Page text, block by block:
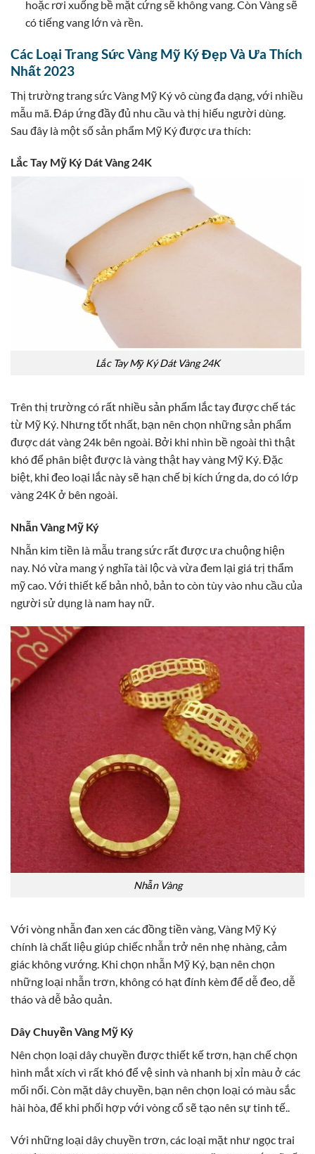
hoặc rơi xuống bề mặt cứng sẽ không vang. Còn Vàng sẽ
có tiếng vang lớn và rền.
Các Loại Trang Sức Vàng Mỹ Ký Đẹp Và Ưa Thích
Nhất 2023
Thị trường trang sức Vàng Mỹ Ký vô cùng đa dạng, với nhiều
mẫu mã. Đáp ứng đầy đủ nhu cầu và thị hiếu người dùng.
Sau đây là một số sản phẩm Mỹ Ký được ưa thích:
Lắc Tay Mỹ Ký Dát Vàng 24K
Lắc Tay Mỹ Ký Dát Vàng 24K
Trên thị trường có rất nhiều sản phẩm lắc tay được chế tác
từ Mỹ Ký. Nhưng tốt nhất, bạn nên chọn những sản phẩm
được dát vàng 24k bên ngoài. Bởi khi nhìn bề ngoài thì thật
khó để phân biệt được là vàng thật hay vàng Mỹ Ký.Đặc
biệt, khi đeo loại lắc này sẽ hạn chế bị kích ứng da, do có lớp
vàng 24K ở bên ngoài.
Nhẫn Vàng Mỹ Ký
Nhẫn kim tiền là mẫu trang sức rất được ưa chuộng hiện
nay. Nó vừa mang ý nghĩa tài lộc và vừa đem lại giá trị thẩm
mỹ cao. Với thiết kế bản nhỏ, bản to còn tùy vào nhu cầu của
người sử dụng là nam hay nữ.
Nhẫn Vàng
Với vòng nhẫn đan xen các đồng tiền vàng, Vàng Mỹ Ký
chính là chất liệu giúp chiếc nhẫn trở nên nhẹ nhàng, cảm
giác không vướng. Khi chọn nhẫn Mỹ Ký, bạn nên chọn
những loại nhẫn trơn, không có hạt đính kèm để dễ đeo, dễ
tháo và dễ bảo quản.
Dây Chuyền Vàng Mỹ Ký
Nên chọn loại dây chuyền được thiết kế trơn, hạn chế chọn
hình mắt xích vì rất khó để vệ sinh và nhanh bị xỉn màu ở các
mối nối. Còn mặt dây chuyền, bạn nên chọn loại có màu sắc
hài hòa, để khi phối hợp với vòng cổ sẽ tạo nên sự tinh tế..
Với những loại dây chuyền trơn, các loại mặt như ngọc trai